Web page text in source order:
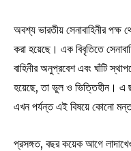
অবশ্য ভারতীয় সেনাবাহিনীর পক্ষ
করা হয়েছে। এক বিবৃতিতে
বাহিনীর অনুপ্রবেশ এবং ঘাঁটি
হয়েছে, তা ভুল ও ভিত্তিহীন। এ
এখন পর্যন্ত এই বিষয়ে কোনো
প্রসঙ্গত, বছর কয়েক আগে